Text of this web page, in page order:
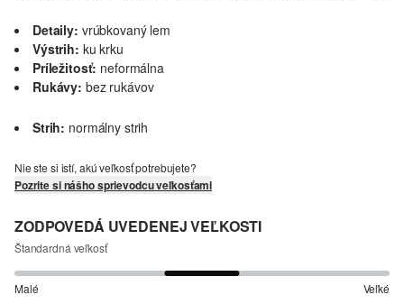
Detaily: vrúbkovaný lem
Výstrih: ku krku
Príležitosť: neformálna
Rukávy: bez rukávov
Strih: normálny strih
Nie ste si istí, akú veľkosť potrebujete?
Pozrite si nášho sprievodcu veľkosťami
ZODPOVEDÁ UVEDENEJ VEĽKOSTI
Štandardná veľkosť
Malé Veľké